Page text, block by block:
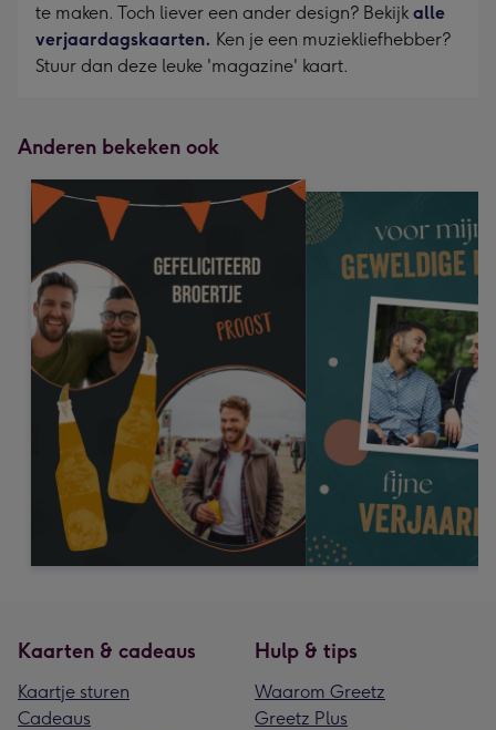
te maken. Toch liever een ander design? Bekijk alle
verjaardagskaarten. Ken je een muziekliefhebber?
Stuur dan deze leuke 'magazine' kaart.
Anderen bekeken ook
Kaarten & cadeaus
Kaartje sturen
Cadeaus
Hulp & tips
Waarom Greetz
Greetz Plus